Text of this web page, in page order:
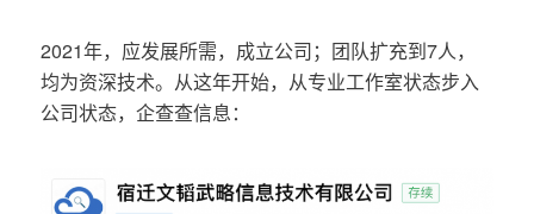
2021年，应发展所需，成立公司；团队扩充到7人，
均为资深技术。从这年开始，从专业工作室状态步入
公司状态，企查查信息：